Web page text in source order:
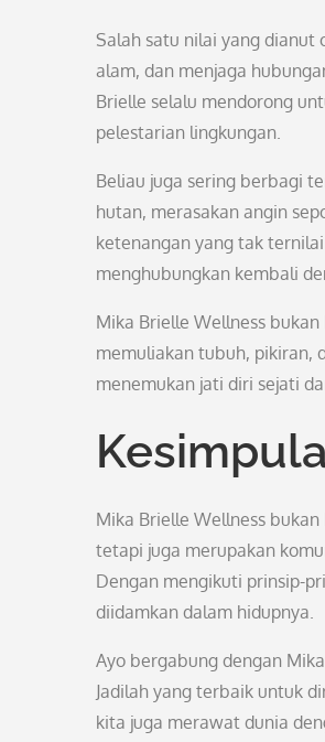
Salah satu nilai yang dianut
alam, dan menjaga
Brielle selalu mendorong
pelestarian lingkungan.
Beliau juga sering berbagi
hutan, merasakan angin
ketenangan yang tak
menghubungkan kembali
Mika Brielle Wellness
memuliakan tubuh, pikiran,
menemukan jati diri sejati
Mika Brielle Wellness
tetapi juga merupakan
Dengan mengikuti prinsip-
diidamkan dalam hidupnya.
Ayo bergabung dengan
Jadilah yang terbaik untuk
kita juga merawat dunia